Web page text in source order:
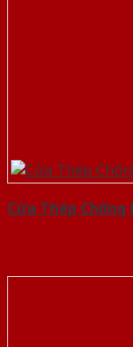
Cửa Thép Chống